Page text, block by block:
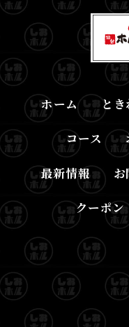
ホーム とき
コース
最新情報
クーポン